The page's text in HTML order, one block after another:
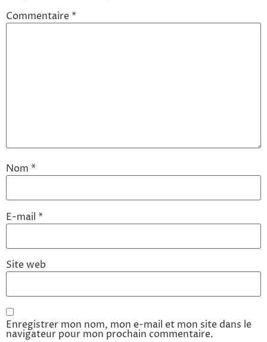
Commentaire*
Nom *
E-mail *
Site web
Enregistrer mon nom, mon e-mail et mon site dans le
navigateur pour mon prochain commentaire.